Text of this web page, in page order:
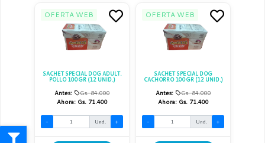
OFERTA WEB
SACHET SPECIAL DOG ADULT.
POLLO 100GR (12 UNID.)
Antes:
Gs. 84.000
Ahora: Gs. 71.400
- Und. +
OFERTA WEB
SACHET SPECIAL DOG
CACHORRO 100GR (12 UNID.)
Antes:
Gs. 84.000
Ahora: Gs. 71.400
- Und. +